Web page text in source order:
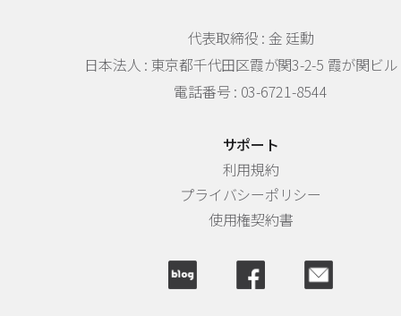
代表取締役 : 金 廷勳
日本法人 : 東京都千代田区霞が関3-2-5 霞が関ビル
電話番号 : 03-6721-8544
サポート
利用規約
プライバシーポリシー
使用権契約書